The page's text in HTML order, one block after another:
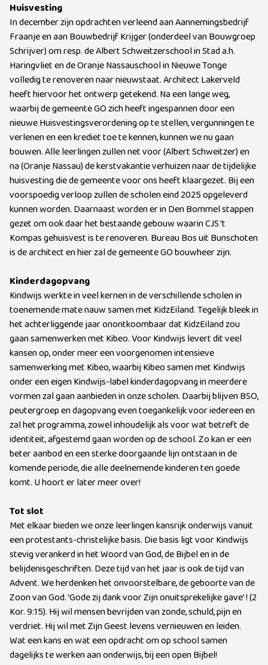
Huisvesting
In december zijn opdrachten verleend aan Aannemingsbedrijf
Fraanje en aan Bouwbedrijf Krijger (onderdeel van Bouwgroep
Schrijver) om resp. de Albert Schweitzerschool in Stad a.h.
Haringvliet en de Oranje Nassauschool in Nieuwe Tonge
volledig te renoveren naar nieuwstaat. Architect Lakerveld
heeft hiervoor het ontwerp getekend. Na een lange weg,
waarbij de gemeente GO zich heeft ingespannen door een
nieuwe Huisvestingsverordening op te stellen, vergunningen te
verlenen en een krediet toe te kennen, kunnen we nu gaan
bouwen. Alle leerlingen zullen net voor (Albert Schweitzer) en
na (Oranje Nassau) de kerstvakantie verhuizen naar de tijdelijke
huisvesting die de gemeente voor ons heeft klaargezet. Bij een
voorspoedig verloop zullen de scholen eind 2025 opgeleverd
kunnen worden. Daarnaast worden er in Den Bommel stappen
gezet om ook daar het bestaande gebouw waarin CJS ‘t
Kompas gehuisvest is te renoveren. Bureau Bos uit Bunschoten
is de architect en hier zal de gemeente GO bouwheer zijn.
Kinderdagopvang
Kindwijs werkte in veel kernen in de verschillende scholen in
toenemende mate nauw samen met KidzEiland. Tegelijk bleek in
het achterliggende jaar onontkoombaar dat KidzEiland zou
gaan samenwerken met Kibeo. Voor Kindwijs levert dit veel
kansen op, onder meer een voorgenomen intensieve
samenwerking met Kibeo, waarbij Kibeo samen met Kindwijs
onder een eigen Kindwijs-label kinderdagopvang in meerdere
vormen zal gaan aanbieden in onze scholen. Daarbij blijven BSO,
peutergroep en dagopvang even toegankelijk voor iedereen en
zal het programma, zowel inhoudelijk als voor wat betreft de
identiteit, afgestemd gaan worden op de school. Zo kan er een
beter aanbod en een sterke doorgaande lijn ontstaan in de
komende periode, die alle deelnemende kinderen ten goede
komt. U hoort er later meer over!
Tot slot
Met elkaar bieden we onze leerlingen kansrijk onderwijs vanuit
een protestants-christelijke basis. Die basis ligt voor Kindwijs
stevig verankerd in het Woord van God, de Bijbel en in de
belijdenisgeschriften. Deze tijd van het jaar is ook de tijd van
Advent. We herdenken het onvoorstelbare, de geboorte van de
Zoon van God. ‘Gode zij dank voor Zijn onuitsprekelijke gave’! (2
Kor. 9:15). Hij wil mensen bevrijden van zonde, schuld, pijn en
verdriet. Hij wil met Zijn Geest levens vernieuwen en leiden.
Wat een kans en wat een opdracht om op school samen
dagelijks te werken aan onderwijs, bij een open Bijbel!